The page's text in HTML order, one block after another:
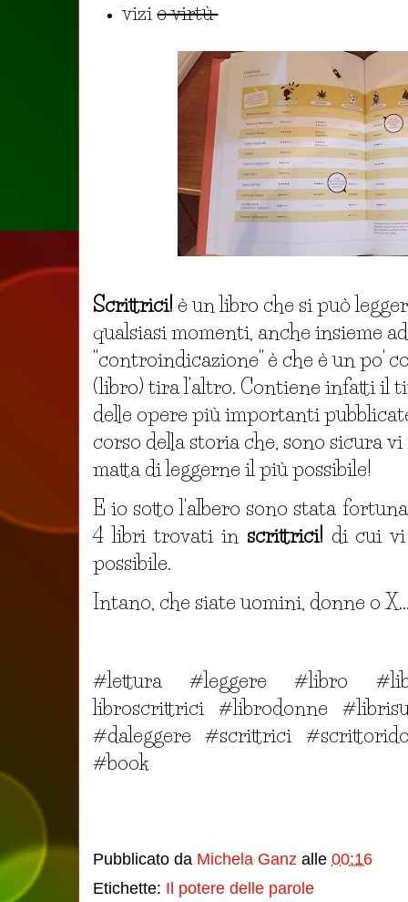
vizie virtù
Scrittrici! è un libro che si può
qualsiasi momenti, anche insieme
"controindicazione" è che è un po'
(libro) tira l'altro. Contiene infatti il
delle opere più importanti
corso della storia che, sono sicura
matta di leggerne il più possibile!
E io sotto l'albero sono stata
4 libri trovati in scrittrici! di cui
possibile.
Intano, che siate uomini, donne o
#lettura #leggere #libro
libroscrittrici #librodonne
#daleggere #scrittrici
#book
Pubblicato da Michela Ganz alle 00:16
Etichette: Il potere delle parole